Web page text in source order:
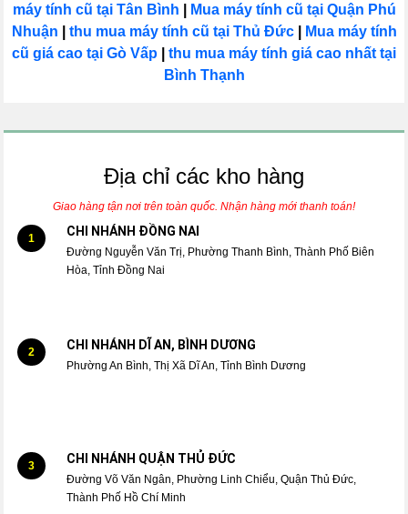
máy tính cũ tại Tân Bình
Mua máy tính cũ tại Quận Phú
Nhuận
thu mua máy tính cũ tại Thủ Đức|
Mua máy tính
cũ giá cao tại Gò Vấp
thu mua máy tính giá cao nhất tại
Bình Thạnh
Địa chỉ các kho hàng
Giao hàng tận nơi trên toàn quốc. Nhận hàng mới thanh toán!
1 CHI NHÁNH ĐỒNG NAI
Đường Nguyễn Văn Trị, Phường Thanh Bình, Thành Phố Biên
Hòa, Tỉnh Đồng Nai
2 CHI NHÁNH DĨ AN, BÌNH DƯƠNG
Phường An Bình, Thị Xã Dĩ An, Tỉnh Bình Dương
3 CHI NHÁNH QUẬN THỦ ĐỨC
Đường Võ Văn Ngân, Phường Linh Chiểu, Quận Thủ Đức,
Thành Phố Hồ Chí Minh